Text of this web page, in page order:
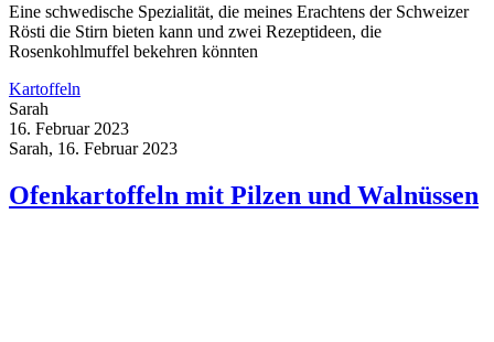
Eine schwedische Spezialität, die meines Erachtens der Schweizer
Rösti die Stirn bieten kann und zwei Rezeptideen, die
Rosenkohlmuffel bekehren könnten
Kartoffeln
Sarah
16. Februar 2023
Sarah, 16. Februar 2023
Ofenkartoffeln mit Pilzen und Walnüssen